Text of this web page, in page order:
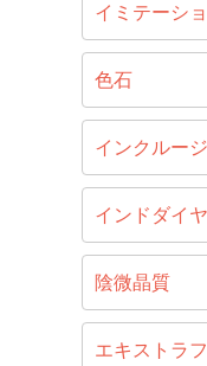
イミテーシ
色石
インクルー
インドダイヤ
陰微晶質
エキストラ